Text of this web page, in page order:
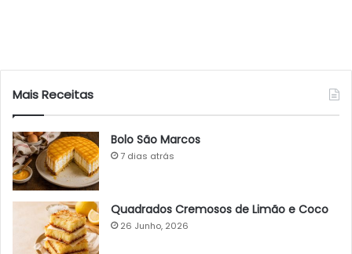
Mais Receitas
Bolo São Marcos
7 dias atrás
Quadrados Cremosos de Limão e Coco
26 Junho, 2026